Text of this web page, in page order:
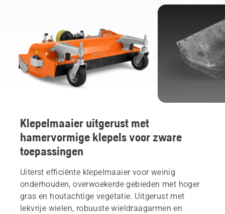
Klepelmaaier uitgerust met
hamervormige klepels voor zware
toepassingen
Uiterst efficiënte klepelmaaier voor weinig
onderhouden, overwoekerde gebieden met hoger
gras en houtachtige vegetatie. Uitgerust met
lekvrije wielen, robuuste wieldraagarmen en